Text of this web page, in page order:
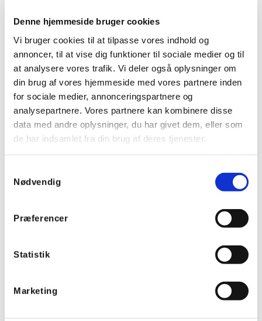
Denne hjemmeside bruger cookies
Vi bruger cookies til at tilpasse vores indhold og
annoncer, til at vise dig funktioner til sociale medier og til
at analysere vores trafik. Vi deler også oplysninger om
din brug af vores hjemmeside med vores partnere inden
for sociale medier, annonceringspartnere og
analysepartnere. Vores partnere kan kombinere disse
data med andre oplysninger, du har givet dem, eller som
de har indsamlet fra din brug af deres tjenester.
Nødvendig
Præferencer
Statistik
Marketing
Extronic lysstyring Zhaga enheder